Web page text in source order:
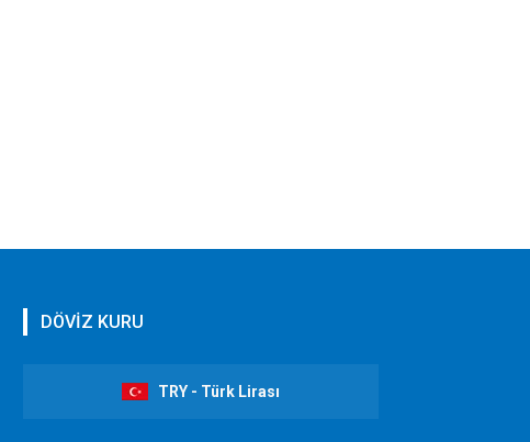
DÖVİZ KURU
TRY - Türk Lirası